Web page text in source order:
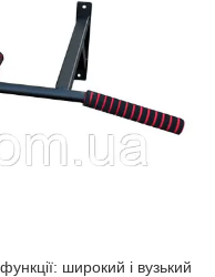
широкий і вузький